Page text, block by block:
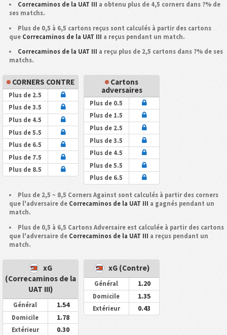
Correcaminos de la UAT III a obtenu plus de 4,5 corners dans ?% de
ses matchs.
Plus de 0,5 à 6,5 cartons reçus sont calculés à partir des cartons
que Correcaminos de la UAT III a reçus pendant un match.
Correcaminos de la UAT III a reçu plus de 2,5 cartons dans ?% de ses
matchs.
CORNERS CONTRE
Plus de 2.5
Plus de 3.5
Plus de 4.5
Plus de 5.5
Plus de 6.5
Plus de 7.5
Plus de 8.5
Cartons
adversaires
Plus de 0.5
Plus de 1.5
Plus de 2.5
Plus de 3.5
Plus de 4.5
Plus de 5.5
Plus de 6.5
Plus de 2,5 ~ 8,5 Corners Against sont calculés à partir des corners
que l'adversaire de Correcaminos de la UAT III a gagnés pendant un
match.
Plus de 0,5 à 6,5 Cartons Adversaire est calculée à partir des cartons
que l'adversaire de Correcaminos de la UAT III a reçus pendant un
match.
xG
(Correcaminos de la
UAT III)
Général 1.54
Domicile 1.78
Extérieur 0.30
xG (Contre)
Général 1.20
Domicile 1.35
Extérieur 0.43